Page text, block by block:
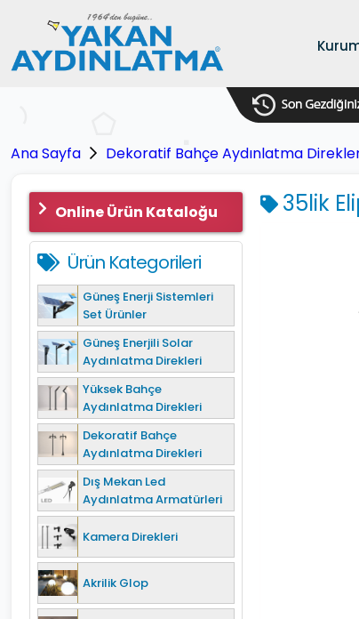
Ana Sayfa Dekoratif Bahçe Aydınlatma
Online Ürün Kataloğu
Ürün Kategorileri
Güneş Enerji Sistemleri
Set Ürünler
Güneş Enerjili Solar
Aydınlatma Direkleri
Yüksek Bahçe
Aydınlatma Direkleri
Dekoratif Bahçe
Aydınlatma Direkleri
Dış Mekan Led
Aydınlatma Armatürleri
Kamera Direkleri
Akrilik Glop
35lik